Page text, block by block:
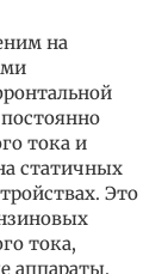
на
тока и
статичных
Это
тока,
аппараты.